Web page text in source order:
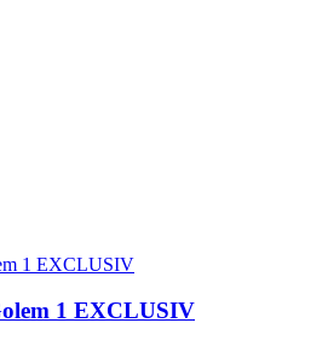
1 EXCLUSIV